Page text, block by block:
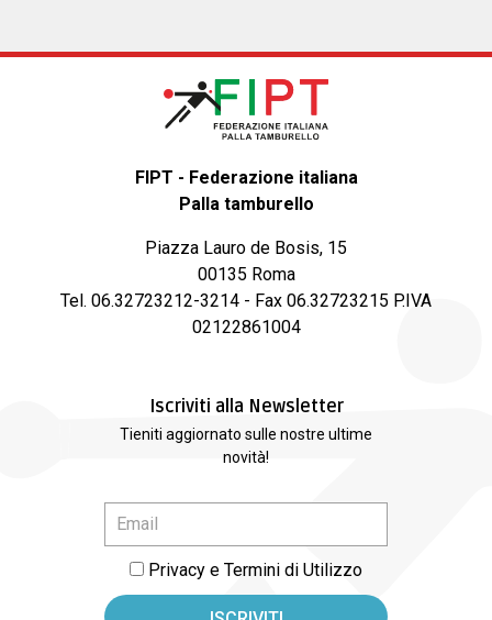
FIPT - Federazione italiana
Palla tamburello
Piazza Lauro de Bosis, 15
00135 Roma
Tel. 06.32723212-3214 - Fax 06.32723215 P.IVA
02122861004
Iscriviti alla Newsletter
Tieniti aggiornato sulle nostre ultime
novità!
Privacy e Termini di Utilizzo